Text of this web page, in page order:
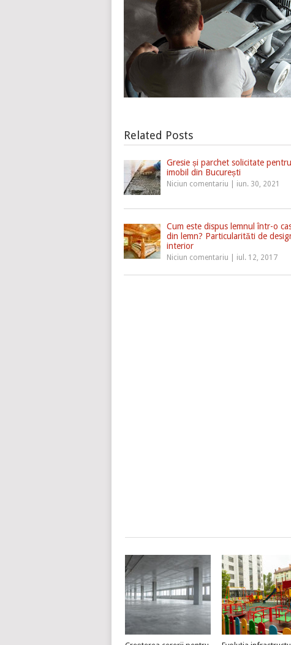
Related Posts
Gresie și parchet solicitate
imobil din București
Niciun comentariu iun. 30, 2021
Cum este dispus lemnul într-o
din lemn? Particularităti de
interior
Niciun comentariu iul. 12, 2017